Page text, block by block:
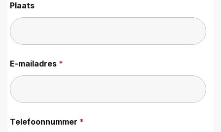
Plaats
E-mailadres *
Telefoonnummer *